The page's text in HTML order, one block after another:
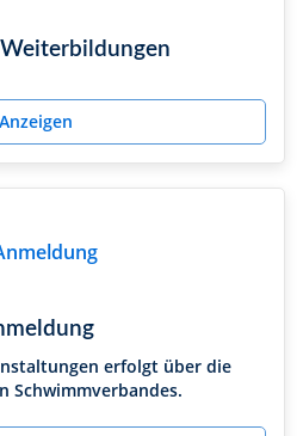
Anzeigen
erfolgt über die
Schwimmverbandes.